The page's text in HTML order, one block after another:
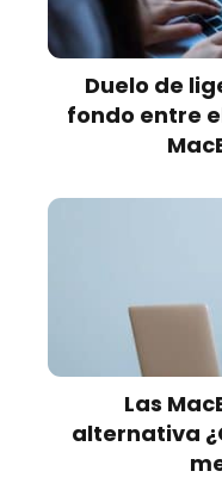
Duelo de
fondo entre
Las
alternativa